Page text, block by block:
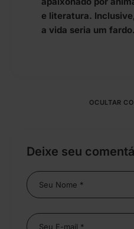
e literatura.
a vida seria um fardo.
OCULTAR
Deixe seu